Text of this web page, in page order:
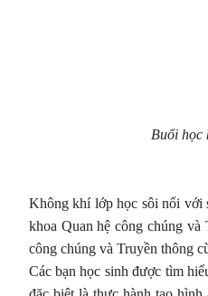
Buổi học
Không khí lớp học sôi nổi với
khoa Quan hệ công chúng
công chúng và Truyền thông
Các bạn học sinh được tìm